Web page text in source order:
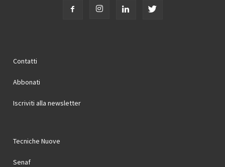
Contatti
Abbonati
Iscriviti alla newsletter
Tecniche Nuove
Senaf